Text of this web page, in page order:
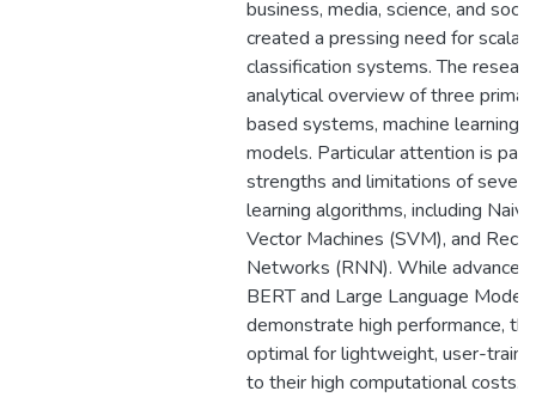
business, media, science, and
created a pressing need for
classification systems. The
analytical overview of three
based systems, machine learning
models. Particular attention is
strengths and limitations of
learning algorithms, including
Vector Machines (SVM), and
Networks (RNN). While advanced
BERT and Large Language
demonstrate high performance,
optimal for lightweight, user-
to their high computational costs.